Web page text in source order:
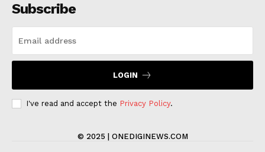
Subscribe
LOGIN
I've read and accept the Privacy Policy.
© 2025 | ONEDIGINEWS.COM